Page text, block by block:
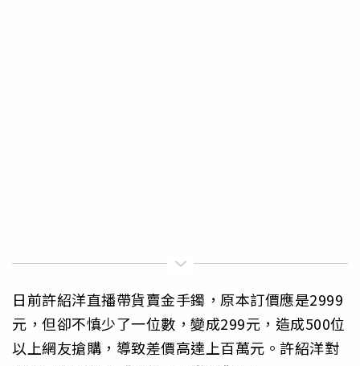
日前許紹洋直播帶貨賣金手鐲，原本訂價應是2999
元，但卻不慎少了一位數，變成299元，造成500位
以上網友搶購，導致差價高達上百萬元。許紹洋對